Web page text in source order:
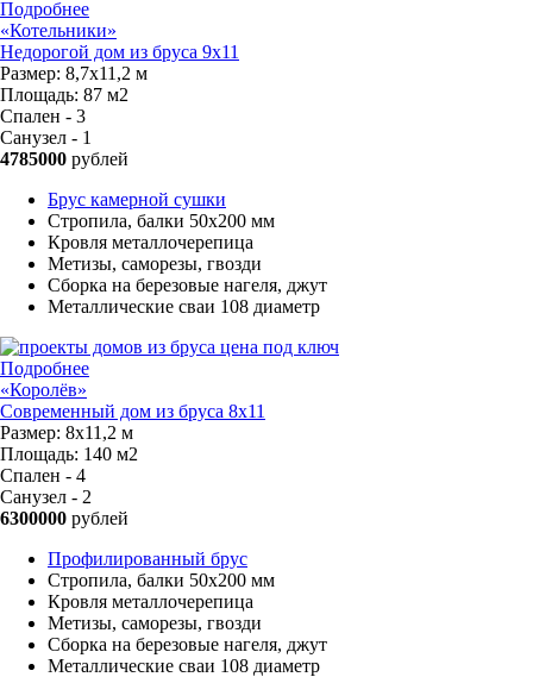
Подробнее
«Котельники»
Недорогой дом из бруса 9х11
Размер: 8,7х11,2 м
Площадь: 87 м2
Спален - 3
Санузел - 1
4785000 рублей
Брус камерной сушки
Стропила, балки 50х200 мм
Кровля металлочерепица
Метизы, саморезы, гвозди
Сборка на березовые нагеля, джут
Металлические сваи 108 диаметр
Подробнее
«Королёв»
Современный дом из бруса 8x11
Размер: 8х11,2 м
Площадь: 140 м2
Спален - 4
Санузел - 2
6300000 рублей
Профилированный брус
Стропила, балки 50х200 мм
Кровля металлочерепица
Метизы, саморезы, гвозди
Сборка на березовые нагеля, джут
Металлические сваи 108 диаметр